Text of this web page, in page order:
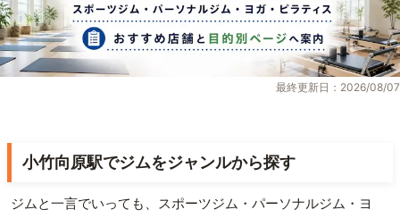
最終更新日：2026/08/07
小竹向原駅でジムをジャンルから探す
ジムと一言でいっても、スポーツジム・パーソナルジム・ヨ